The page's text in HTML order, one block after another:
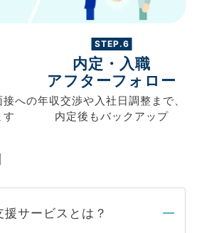
接への
す
STEP.6
内定・入職
アフターフォロー
年収交渉や入社日調整まで、
内定後もバックアップ
援サービスとは？